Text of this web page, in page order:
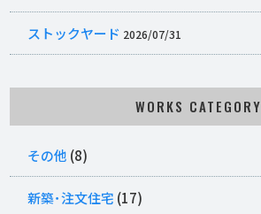
ストックヤード 2026/07/31
WORKS CATEGORY
その他 (8)
新築･注文住宅 (17)